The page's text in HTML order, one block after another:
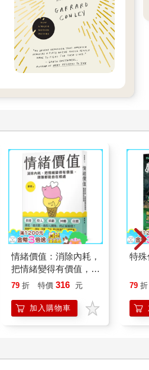
住過的地方，但是仍然生活在
尺建立部落，走到海沷一百公尺的
是高山文化，我們的傳統知識一直
谷，面向我們的中央山脈。
，但我們一直保留對Maiasang的
的觀念是與祖先、家鄉和文化密切
祖居地、部落，這些價值觀和連繫
角色。Maiasang連接了我們的過
情緒價值：消除內耗，
把情緒變得有價值，跟
誰都能自在相處
79 折 特價 316 元
加入購物車
特
79 折